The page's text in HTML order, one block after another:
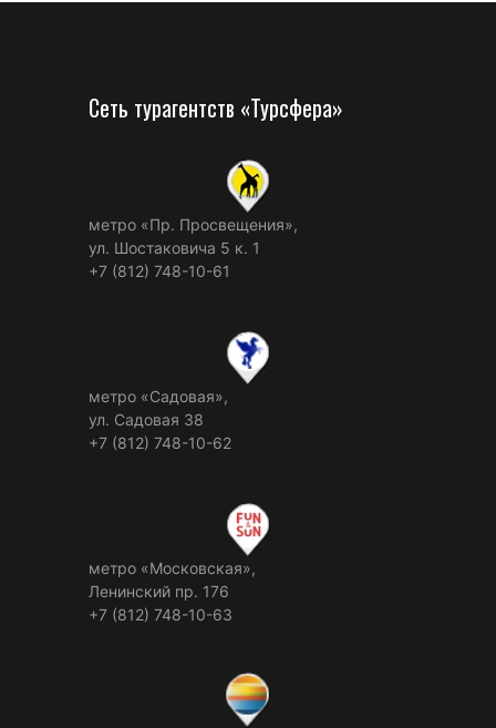
Сеть турагентств «Турсфера»
метро «Пр. Просвещения»,
ул. Шостаковича 5 к. 1
+7 (812) 748-10-61
метро «Садовая»,
ул. Садовая 38
+7 (812) 748-10-62
метро «Московская»,
Ленинский пр. 176
+7 (812) 748-10-63